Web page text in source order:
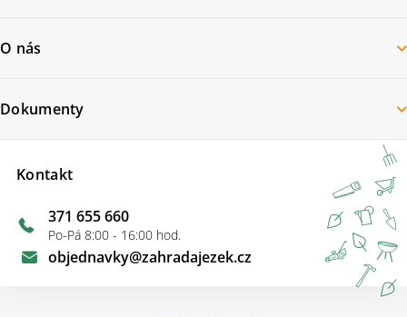
O nás
Kontakt
objednavky@zahradajezek.cz
371 655 660
Po-Pá 8:00 - 16:00 hod.
Dokumenty